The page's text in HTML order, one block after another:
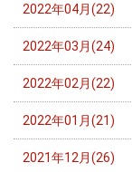
2022年04月(22)
2022年03月(24)
2022年02月(22)
2022年01月(21)
2021年12月(26)